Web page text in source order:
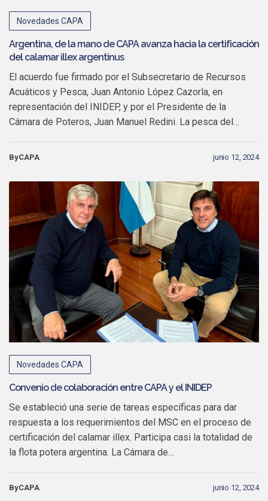
Novedades CAPA
Argentina, de la mano de CAPA avanza hacia la certificación
del calamar illex argentinus
El acuerdo fue firmado por el Subsecretario de Recursos
Acuáticos y Pesca, Juan Antonio López Cazorla, en
representación del INIDEP, y por el Presidente de la
Cámara de Poteros, Juan Manuel Redini. La pesca del…
ByCAPA junio 12, 2024
Novedades CAPA
Convenio de colaboración entre CAPA y el INIDEP
Se estableció una serie de tareas específicas para dar
respuesta a los requerimientos del MSC en el proceso de
certificación del calamar illex. Participa casi la totalidad de
la flota potera argentina. La Cámara de…
ByCAPA junio 12, 2024